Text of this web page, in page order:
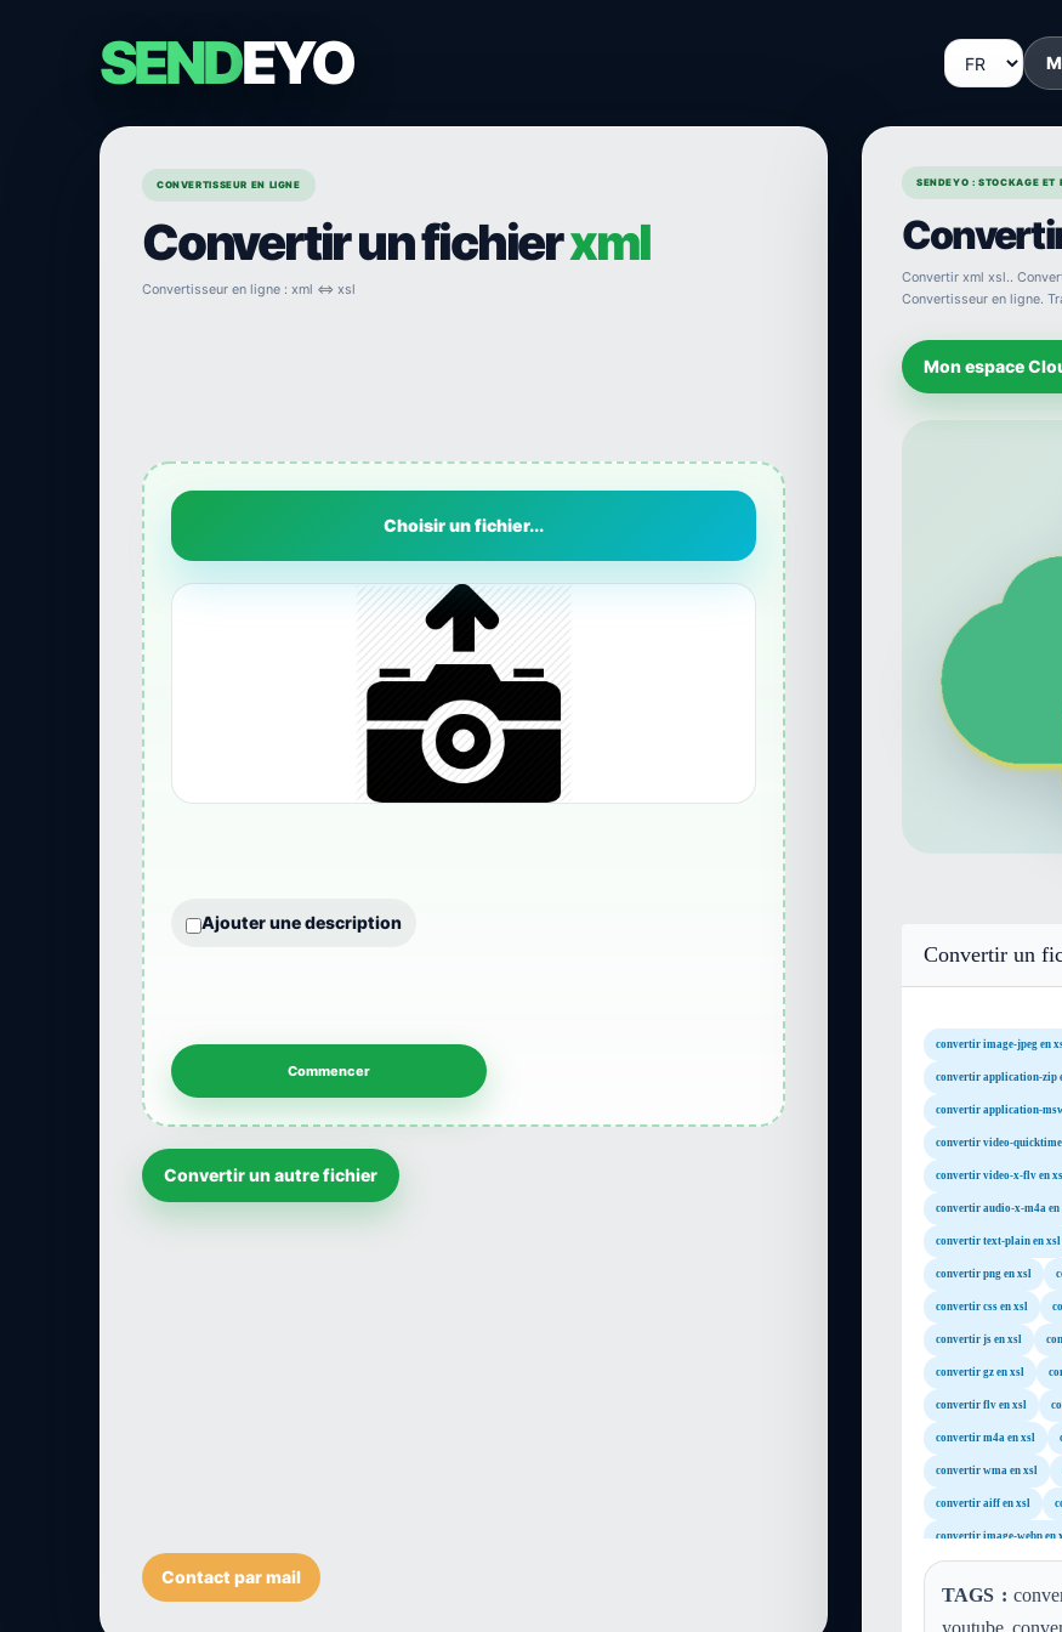
SENDEYO
CONVERTISSEUR EN LIGNE
Convertir un fichierxml
Convertisseur en ligne : xml ⇔ xsl
Choisir un fichier...
Ajouter une description
Convertir un autre fichier
Contact par mail
SENDEYO : STOCKAGE ET
Convertir xml xsl..
Convertisseur en ligne.
Mon espace
Convertir un
convertir image-jpeg en
convertir application-zip
convertir application-
convertir video-quicktime
convertir video-x-flv en
convertir audio-x-m4a en
convertir text-plain en xsl
convertir png en xsl
convertir css en xsl
convertir js en xsl
convertir gz en xsl
convertir flv en xsl
convertir m4a en xsl
convertir wma en xsl
convertir aiff en xsl
convertir image-webp en
TAGS :